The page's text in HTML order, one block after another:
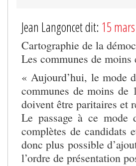
Jean Langoncet dit: 15
Cartographie de la
Les communes de
« Aujourd’hui, le mode
communes de moins de
doivent être paritaires et
Le passage à ce
complètes de candidats
donc plus possible
l’ordre de présentation